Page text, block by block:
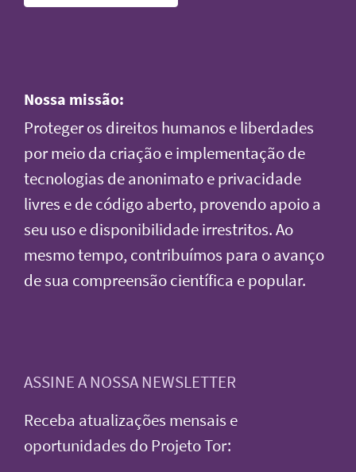
Nossa missão:
Proteger os direitos humanos e liberdades
por meio da criação e implementação de
tecnologias de anonimato e privacidade
livres e de código aberto, provendo apoio a
seu uso e disponibilidade irrestritos. Ao
mesmo tempo, contribuímos para o avanço
de sua compreensão científica e popular.
ASSINE A NOSSA NEWSLETTER
Receba atualizações mensais e
oportunidades do Projeto Tor: